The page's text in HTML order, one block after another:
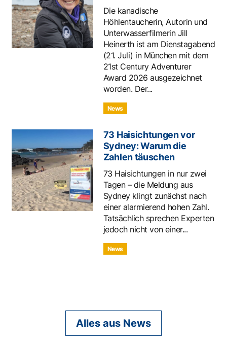
Die kanadische
Höhlentaucherin, Autorin und
Unterwasserfilmerin Jill
Heinerth ist am Dienstagabend
(21. Juli) in München mit dem
21st Century Adventurer
Award 2026 ausgezeichnet
worden. Der...
News
73 Haisichtungen vor
Sydney: Warum die
Zahlen täuschen
73 Haisichtungen in nur zwei
Tagen – die Meldung aus
Sydney klingt zunächst nach
einer alarmierend hohen Zahl.
Tatsächlich sprechen Experten
jedoch nicht von einer...
News
Alles aus News